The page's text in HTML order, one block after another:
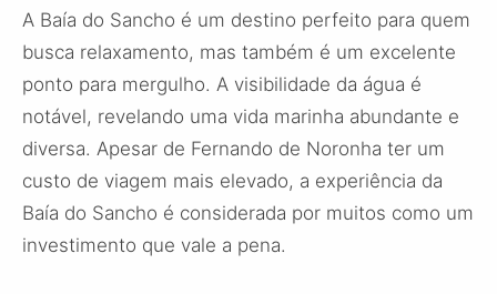
A Baía do Sancho é um destino perfeito para quem
busca relaxamento, mas também é um excelente
ponto para mergulho. A visibilidade da água é
notável, revelando uma vida marinha abundante e
diversa. Apesar de Fernando de Noronha ter um
custo de viagem mais elevado, a experiência da
Baía do Sancho é considerada por muitos como um
investimento que vale a pena.